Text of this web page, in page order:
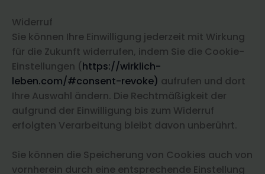
Widerruf
Sie können Ihre Einwilligung jederzeit mit Wirkung
für die Zukunft widerrufen, indem Sie die Cookie-
Einstellungen (https://wirklich-
leben.com/#consent-revoke) aufrufen und dort
Ihre Auswahl ändern. Die Rechtmäßigkeit der
aufgrund der Einwilligung bis zum Widerruf
erfolgten Verarbeitung bleibt davon unberührt.
Sie können die Speicherung von Cookies auch von
vornherein durch eine entsprechende Einstellung